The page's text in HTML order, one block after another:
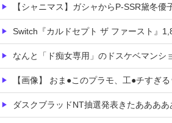
【シャニマス】ガシャからP-SSR黛冬優子、S-SSR有栖川
Switch『カルドセプト ザ ファースト』
なんと「ド痴女専用」のドスケベマンシ
【画像】 おま●このプラモ、工●チすぎ
ダスクブラッドNT抽選発表きたああああ